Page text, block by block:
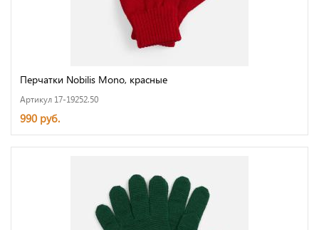
Перчатки Nobilis Mono, красные
Артикул 17-19252.50
990 руб.